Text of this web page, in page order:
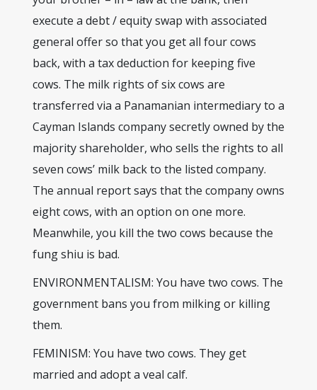
execute a debt / equity swap with associated
general offer so that you get all four cows
back, with a tax deduction for keeping five
cows. The milk rights of six cows are
transferred via a Panamanian intermediary to a
Cayman Islands company secretly owned by the
majority shareholder, who sells the rights to all
seven cows’ milk back to the listed company.
The annual report says that the company owns
eight cows, with an option on one more.
Meanwhile, you kill the two cows because the
fung shiu is bad.
ENVIRONMENTALISM: You have two cows. The
government bans you from milking or killing
them.
FEMINISM: You have two cows. They get
married and adopt a veal calf.